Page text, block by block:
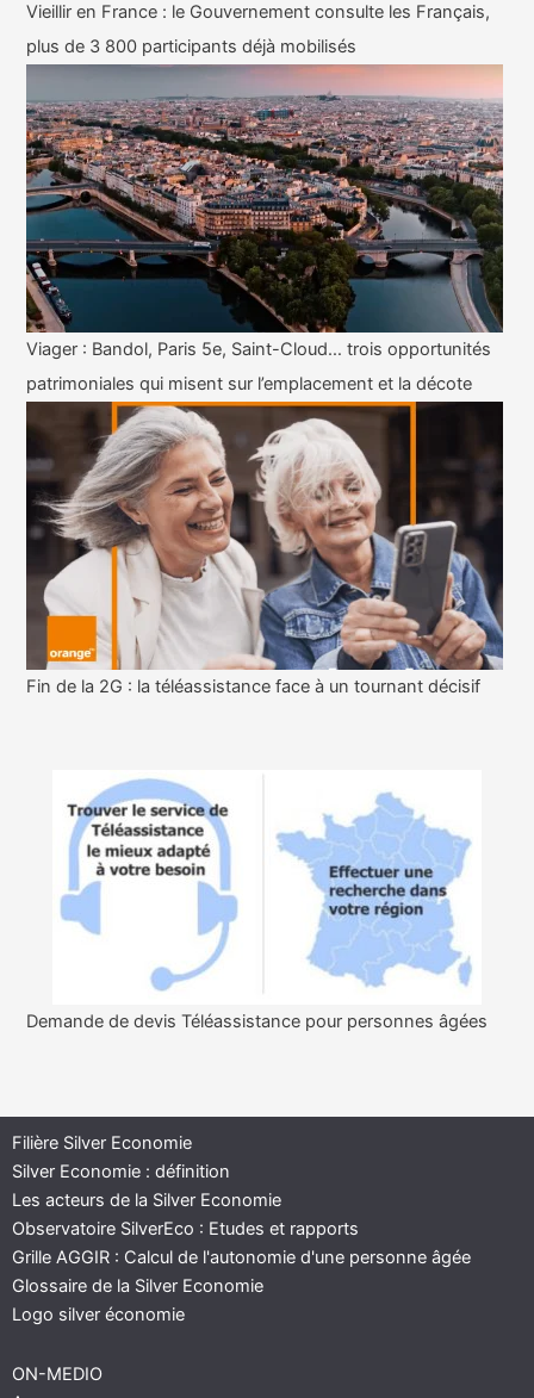
Vieillir en France : le Gouvernement consulte les Français,
plus de 3 800 participants déjà mobilisés
Viager : Bandol, Paris 5e, Saint-Cloud… trois opportunités
patrimoniales qui misent sur l’emplacement et la décote
Fin de la 2G : la téléassistance face à un tournant décisif
Demande de devis Téléassistance pour personnes âgées
Filière Silver Economie
Silver Economie : définition
Les acteurs de la Silver Economie
Observatoire SilverEco : Etudes et rapports
Grille AGGIR : Calcul de l'autonomie d'une personne âgée
Glossaire de la Silver Economie
Logo silver économie
ON-MEDIO